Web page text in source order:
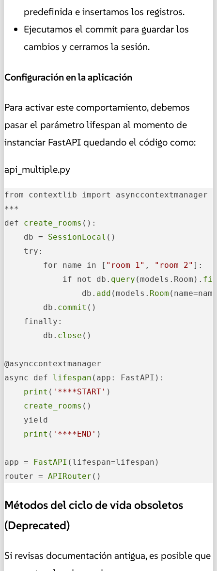
predefinida e insertamos los registros.
Ejecutamos el commit para guardar los
cambios y cerramos la sesión.
Configuración en la aplicación
Para activar este comportamiento, debemos
pasar el parámetro lifespan al momento de
instanciar FastAPI quedando el código como:
api_multiple.py
from contextlib import asynccontextmanager
***
def create_rooms ():
    db =
SessionLocal ()
    try:
        for name in [
"room 1" , "room 2" ]:
            if not db.
query (models.Room).
                db.
add (models. Room
        db.
commit ()
    finally:
        db.
close ()
@asynccontextmanager
async def lifespan (app: FastAPI):
print ( '****START' )
create_rooms ()
    yield
print ( '****END' )
app = FastAPI (lifespan=lifespan)
router = APIRouter ()
Métodos del ciclo de vida obsoletos
(Deprecated)
Si revisas documentación antigua, es posible que